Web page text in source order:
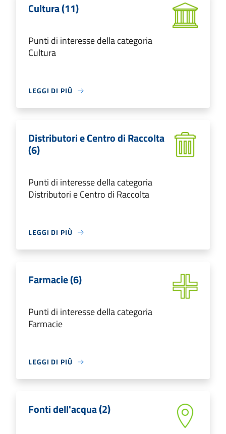
Cultura (11)
Punti di interesse della categoria
Cultura
LEGGI DI PIÙ
Distributori e Centro di Raccolta
(6)
Punti di interesse della categoria
Distributori e Centro di Raccolta
LEGGI DI PIÙ
Farmacie (6)
Punti di interesse della categoria
Farmacie
LEGGI DI PIÙ
Fonti dell'acqua (2)